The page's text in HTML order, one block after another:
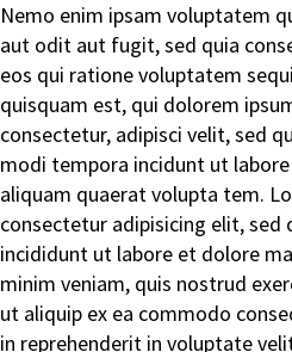
Nemo enim ipsam voluptatem
aut odit aut fugit, sed quia
eos qui ratione voluptatem
quisquam est, qui dolorem
consectetur, adipisci velit, sed
modi tempora incidunt ut
aliquam quaerat volupta tem.
consectetur adipisicing elit,
incididunt ut labore et dolore
minim veniam, quis nostrud
ut aliquip ex ea commodo
in reprehenderit in voluptate